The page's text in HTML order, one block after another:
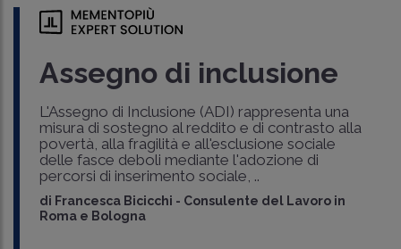
Assegno di inclusione
L'Assegno di Inclusione (ADI) rappresenta una
misura di sostegno al reddito e di contrasto alla
povertà, alla fragilità e all'esclusione sociale
delle fasce deboli mediante l'adozione di
percorsi di inserimento sociale, ..
di Francesca Bicicchi - Consulente del Lavoro in
Roma e Bologna